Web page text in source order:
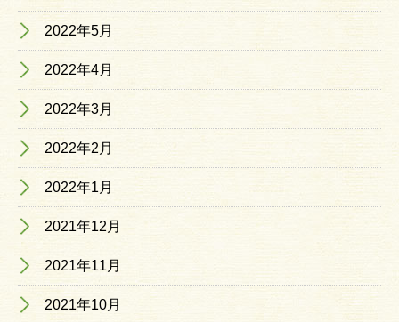
2022年5月
2022年4月
2022年3月
2022年2月
2022年1月
2021年12月
2021年11月
2021年10月